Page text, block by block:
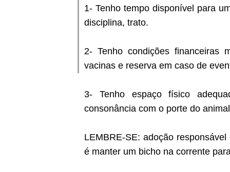
1- Tenho tempo disponível para
disciplina, trato.
2- Tenho condições financeiras
vacinas e reserva em caso de
3- Tenho espaço físico
consonância com o porte do
LEMBRE-SE: adoção
é manter um bicho na corrente